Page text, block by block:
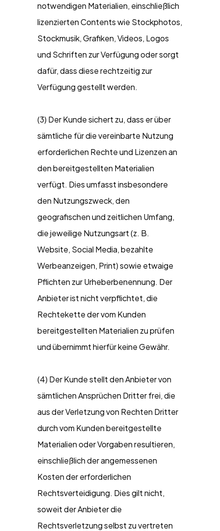
notwendigen Materialien, einschließlich
lizenzierten Contents wie Stockphotos,
Stockmusik, Grafiken, Videos, Logos
und Schriften zur Verfügung oder sorgt
dafür, dass diese rechtzeitig zur
Verfügung gestellt werden.
(3) Der Kunde sichert zu, dass er über
sämtliche für die vereinbarte Nutzung
erforderlichen Rechte und Lizenzen an
den bereitgestellten Materialien
verfügt. Dies umfasst insbesondere
den Nutzungszweck, den
geografischen und zeitlichen Umfang,
die jeweilige Nutzungsart (z. B.
Website, Social Media, bezahlte
Werbeanzeigen, Print) sowie etwaige
Pflichten zur Urheberbenennung. Der
Anbieter ist nicht verpflichtet, die
Rechtekette der vom Kunden
bereitgestellten Materialien zu prüfen
und übernimmt hierfür keine Gewähr.
(4) Der Kunde stellt den Anbieter von
sämtlichen Ansprüchen Dritter frei, die
aus der Verletzung von Rechten Dritter
durch vom Kunden bereitgestellte
Materialien oder Vorgaben resultieren,
einschließlich der angemessenen
Kosten der erforderlichen
Rechtsverteidigung. Dies gilt nicht,
soweit der Anbieter die
Rechtsverletzung selbst zu vertreten